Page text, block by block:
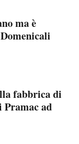
ma è
fabbrica di
Pramac ad